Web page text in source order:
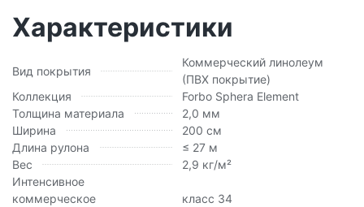
Характеристики
Вид покрытия
Коммерческий линолеум
(ПВХ покрытие)
Коллекция
Forbo Sphera Element
Толщина материала
2,0 мм
Ширина
200 см
Длина рулона
≤ 27 м
Вес
2,9 кг/м²
Интенсивное
коммерческое
класс 34